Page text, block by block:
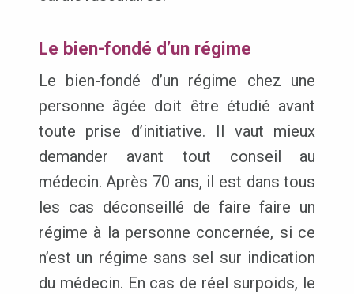
Le bien-fondé d’un régime
Le bien-fondé d’un régime chez une
personne âgée doit être étudié avant
toute prise d’initiative. Il vaut mieux
demander avant tout conseil au
médecin. Après 70 ans, il est dans tous
les cas déconseillé de faire faire un
régime à la personne concernée, si ce
n’est un régime sans sel sur indication
du médecin. En cas de réel surpoids, le